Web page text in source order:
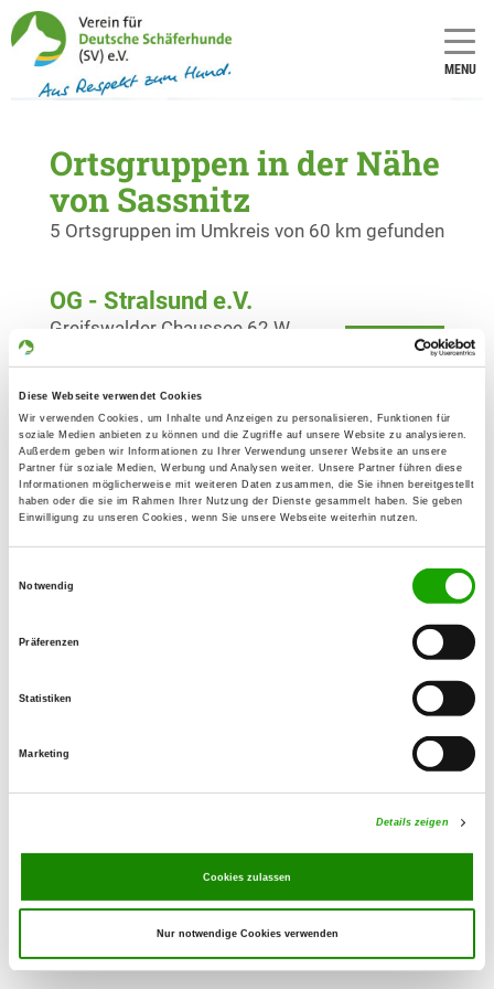
Diese Webseite verwendet Cookies
Wir verwenden Cookies, um Inhalte und Anzeigen zu personalisieren, Funktionen für
soziale Medien anbieten zu können und die Zugriffe auf unsere Website zu analysieren.
Außerdem geben wir Informationen zu Ihrer Verwendung unserer Website an unsere
Partner für soziale Medien, Werbung und Analysen weiter. Unsere Partner führen diese
Informationen möglicherweise mit weiteren Daten zusammen, die Sie ihnen bereitgestellt
haben oder die sie im Rahmen Ihrer Nutzung der Dienste gesammelt haben. Sie geben
Einwilligung zu unseren Cookies, wenn Sie unsere Webseite weiterhin nutzen.
Notwendig
Präferenzen
Statistiken
Marketing
Details zeigen
Cookies zulassen
Nur notwendige Cookies verwenden
MENU
Ortsgruppen in der Nähe
von Sassnitz
5 Ortsgruppen im Umkreis von 60 km gefunden
OG - Stralsund e.V.
Details
Greifswalder Chaussee 62 W
OG - Wolgast
Details
17438 Wolgast
OG - Zinnowitz e.V.
Details
Ahlbeckerstraße
Details
Kaschower Damm
OG - Bergen auf Rügen
18574 Gustow